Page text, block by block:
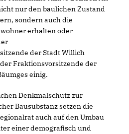
nur den baulichen Zustand
sondern auch die
erhalten oder
der Stadt Willich
Fraktionsvorsitzende der
einig.
Denkmalschutz zur
Bausubstanz setzen die
auch auf den Umbau
einer demografisch und